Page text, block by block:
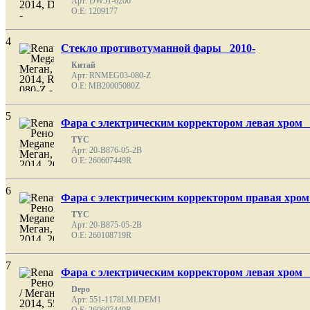
O.E: 1209177
4
Стекло противотуманной фары 2010-
Китай
Арт: RNMEG03-080-Z
O.E: MB20005080Z
5
Фара с электрическим корректором левая хром
TYC
Арт: 20-B876-05-2B
O.E: 260607449R
6
Фара с электрическим корректором правая
TYC
Арт: 20-B875-05-2B
O.E: 260108719R
7
Фара с электрическим корректором левая хром
Depo
Арт: 551-1178LMLDEM1